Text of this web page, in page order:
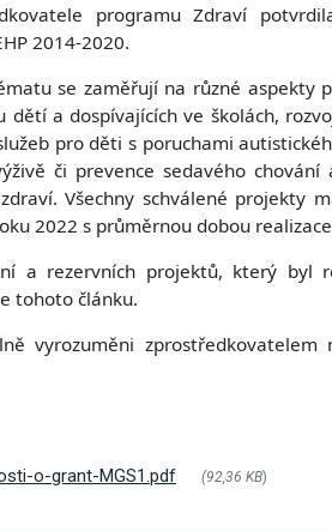
programu Zdraví
2014-2020.
se zaměřují na různé aspekty
dětí a dospívajících ve školách,
pro děti s poruchami
či prevence sedavého
Všechny schválené projekty
2022 s průměrnou dobou
a rezervních projektů, který byl
tohoto článku.
vyrozuměni
o-grant-MGS1.pdf (92,36 KB)